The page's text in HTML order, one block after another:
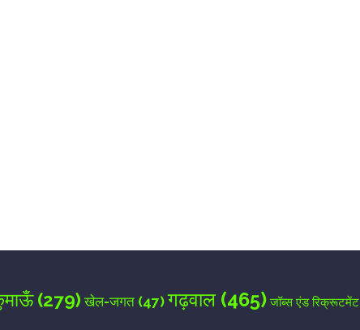
(279) खेल-जगत (47) गढ़वाल (465) जॉब्स एंड रिक्रूटमेंट